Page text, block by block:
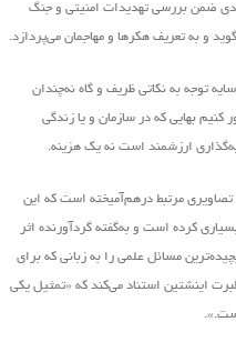
ضمن بررسی تهدیدات امنیتی و جنگ
و به تعریف هکرها و مهاجمان می‌پردازد.
توجه به نکاتی ظریف و گاه نه‌چندان
کنیم بهایی که در سازمان و یا زندگی
ارزشمند است نه یک هزینه.
تصاویری مرتبط درهم‌آمیخته است که این
کرده است و به‌گفته گردآورنده اثر
مسائل علمی را به زبانی که برای
اینشتین استناد می‌کند که «تمثیل یکی